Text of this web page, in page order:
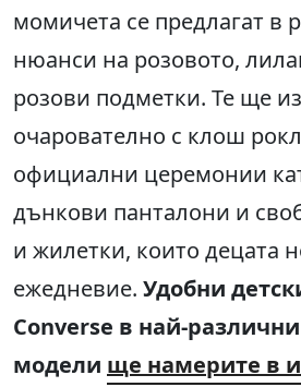
момичета се предлагат в
нюанси на розовото,
розови подметки. Те ще
очарователно с клош
официални церемонии
дънкови панталони и
и жилетки, които децата
ежедневие. Удобни
Converse в най-
модели ще намерите в